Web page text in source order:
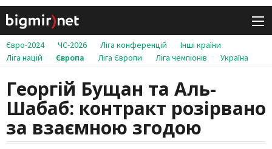
Євро-2024 ЧС-2026 Ліга конференцій
Інші країни
Ліга націй
Європа Ліга Європи Ліга чемпіонів Україна
Георгій Бущан та Аль-
Шабаб: контракт розірвано
за взаємною згодою